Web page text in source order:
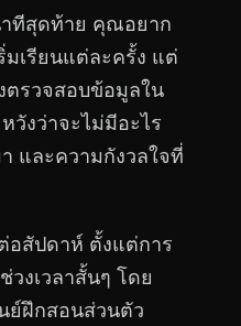
าทีสุดท้าย คุณอยาก
มเรียนแต่ละครั้ง แต่
รวจสอบข้อมูลใน
วังว่าจะไม่มีอะไร
และความกังวลใจที่
อสัปดาห์ ตั้งแต่การ
งเวลาสั้นๆ โดย
ย์ฝึกสอนส่วนตัว